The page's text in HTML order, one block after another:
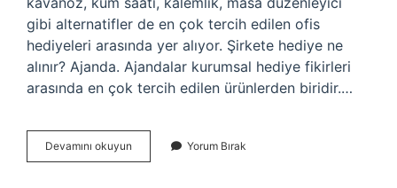
gibi alternatifler de en çok tercih edilen ofis
hediyeleri arasında yer alıyor. Şirkete hediye ne
alınır? Ajanda. Ajandalar kurumsal hediye fikirleri
arasında en çok tercih edilen ürünlerden biridir.…
Devamını okuyun
Hediyesi
Yorum Bırak